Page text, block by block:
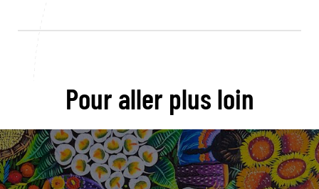
Pour aller plus loin